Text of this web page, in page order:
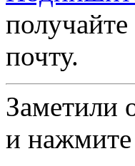
почту.
Заметили
и